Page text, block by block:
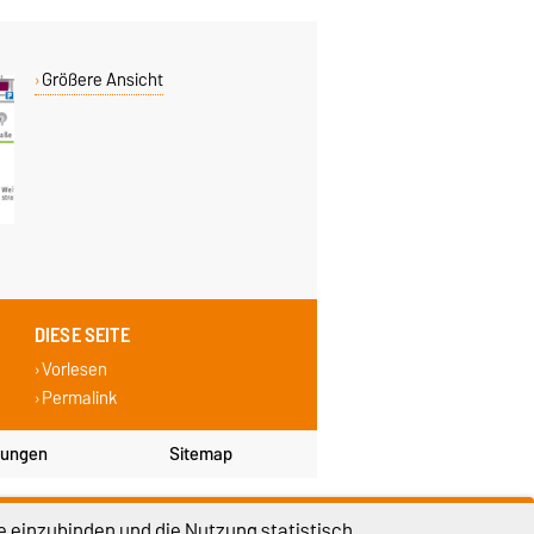
Größere Ansicht
DIESE SEITE
Vorlesen
Permalink
Sitemap